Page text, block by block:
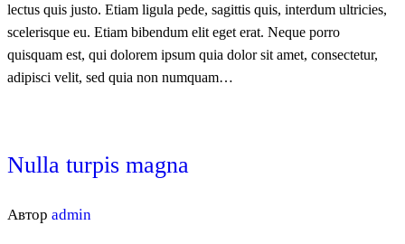
lectus quis justo. Etiam ligula pede, sagittis quis, interdum ultricies,
scelerisque eu. Etiam bibendum elit eget erat. Neque porro
quisquam est, qui dolorem ipsum quia dolor sit amet, consectetur,
adipisci velit, sed quia non numquam…
Nulla turpis magna
Автор admin